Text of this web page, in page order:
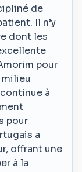
de
Il n’y
dont les
pour
à
pour
a
offrant une
à la